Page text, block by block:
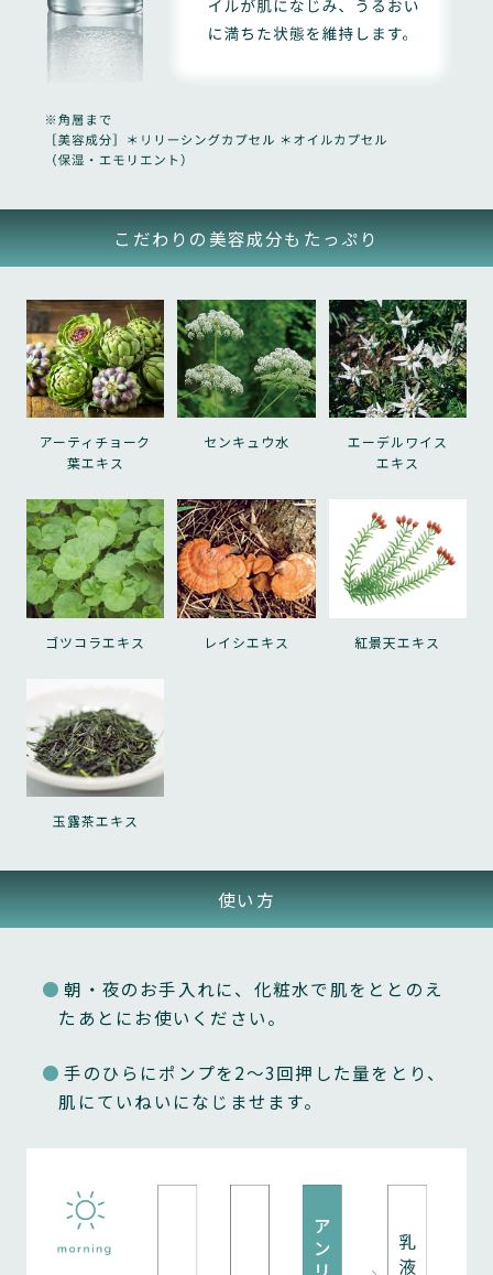
本規約および本サービスに適用される各種利用条件等の
場合には、東京地方裁判所を第一審の専属的合意管轄裁
判所とします。
第１２条（特記事項）
での保管期間は配達店到着後7日間となります。保管期間
を過ぎ、返送されてまいりましたお荷物につきまして
は、再発送いたしかねますので期間内に必ずお受け取り
くださいますようお願いいたします。 なお、商品発送
後、お受け取りいただけなかった場合はご解約となる場
合がございます。再開はできかねますので、ご注意くだ
2.
後払い決済またはクレジットカードをご選択の場合、決
済時の与信審査状況によりましては、別の決済方法をご
継続中の定期便がある場合はMaison KOSÉオンラインサ
イト の退会ができません。
２０２５年２月１７日制定
1.
当社は、以下のいずれかの場合に、当社の裁量により、
（1）
本規約の変更が、契約をした目的に反せず、かつ、変更
の必要性、変更後の内容の相当性、変更の内容その他の
変更に係る事情に照らして合理的なものであるとき
2.
当社は、前項による本規約の変更にあたり、変更後の本
規約の効力発生日前までに、本規約を変更する旨、およ
び変更後の本規約の内容とその効力発生日を当社ウェブ
ます。
3.
変更後の本規約の効力発生日以降にお客さまが本サービ
第７条（本サービスの解約等）
本規約に定めるものの他、原則、本サービスの途中解約
はできません。また、お客さま都合による本サービスの
第８条（禁止行為）
本サービスの利用に際して、次の行為を禁止します。万
一、これらに違反された場合、当社は本サービスの提供
た、お客さまの違反行為により当社または第三者に損害
が生じた場合、お客さまはその損害を賠償する責任を負
情報入力の際に虚偽の内容を申請する行為
こだわりの美容成分もたっぷり
アーティチョーク
葉エキス
センキュウ水
エーデルワイス
エキス
ゴツコラエキス レイシエキス 紅景天エキス
玉露茶エキス
使い方
● 朝・夜のお手入れに、化粧水で肌をととのえ
たあとにお使いください。
● 手のひらにポンプを2～3回押した量をとり、
肌にていねいになじませます。